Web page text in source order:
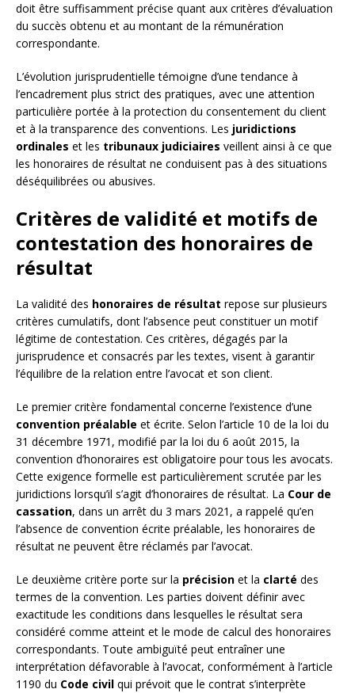
doit être suffisamment précise quant aux critères d’évaluation
du succès obtenu et au montant de la rémunération
correspondante.
L’évolution jurisprudentielle témoigne d’une tendance à
l’encadrement plus strict des pratiques, avec une attention
particulière portée à la protection du consentement du client
et à la transparence des conventions. Les juridictions
ordinales et les tribunaux judiciaires veillent ainsi à ce que
les honoraires de résultat ne conduisent pas à des situations
déséquilibrées ou abusives.
Critères de validité et motifs de
contestation des honoraires de
résultat
La validité des honoraires de résultat repose sur plusieurs
critères cumulatifs, dont l’absence peut constituer un motif
légitime de contestation. Ces critères, dégagés par la
jurisprudence et consacrés par les textes, visent à garantir
l’équilibre de la relation entre l’avocat et son client.
Le premier critère fondamental concerne l’existence d’une
convention préalable et écrite. Selon l’article 10 de la loi du
31 décembre 1971, modifié par la loi du 6 août 2015, la
convention d’honoraires est obligatoire pour tous les avocats.
Cette exigence formelle est particulièrement scrutée par les
juridictions lorsqu’il s’agit d’honoraires de résultat. La Cour de
cassation, dans un arrêt du 3 mars 2021, a rappelé qu’en
l’absence de convention écrite préalable, les honoraires de
résultat ne peuvent être réclamés par l’avocat.
Le deuxième critère porte sur la précision et la clarté des
termes de la convention. Les parties doivent définir avec
exactitude les conditions dans lesquelles le résultat sera
considéré comme atteint et le mode de calcul des honoraires
correspondants. Toute ambiguïté peut entraîner une
interprétation défavorable à l’avocat, conformément à l’article
1190 du Code civil qui prévoit que le contrat s’interprète